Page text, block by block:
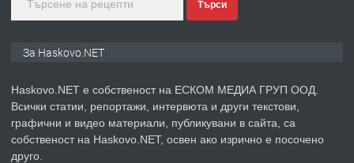
преди 3 дни
ПРЕДЛАГА СГЛОБЯВАНЕ НА МЕБЕЛИ.
Търси
За Haskovo.NET
Haskovo.NET е собственост на ЕСКОМ МЕДИА ГРУП ООД.
Всички статии, репортажи, интервюта и други текстови,
графични и видео материали, публикувани в сайта, са
собственост на Haskovo.NET, освен ако изрично е посочено
друго.